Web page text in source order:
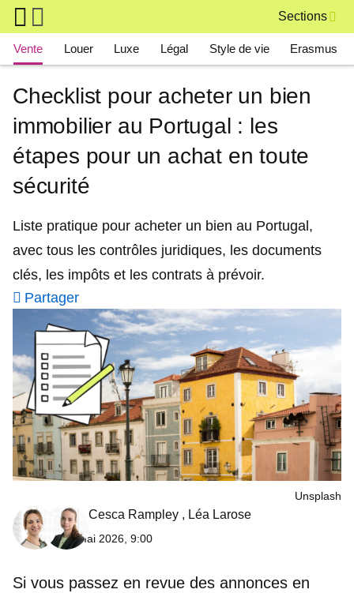
Skip to main content
Sections
Main navigation
Vente Louer Luxe Légal Style de vie Erasmus
Checklist pour acheter un bien
immobilier au Portugal : les
étapes pour un achat en toute
sécurité
Liste pratique pour acheter un bien au Portugal,
avec tous les contrôles juridiques, les documents
clés, les impôts et les contrats à prévoir.
Partager
Unsplash
Cesca Rampley , Léa Larose
4 mai 2026, 9:00
Si vous passez en revue des annonces en